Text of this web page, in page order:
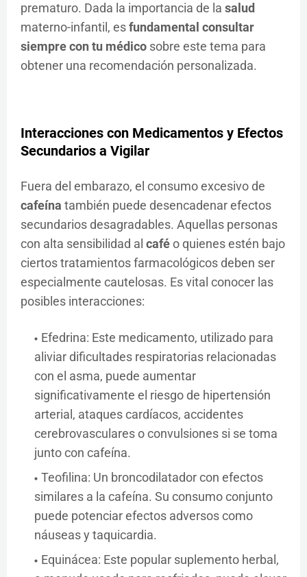
prematuro. Dada la importancia de la salud
materno-infantil, esfundamental consultar
siempre con tu médico sobre este tema para
obtener una recomendación personalizada.
Interacciones con Medicamentos y Efectos
Secundarios a Vigilar
Fuera del embarazo, el consumo excesivo de
cafeína también puede desencadenar efectos
secundarios desagradables. Aquellas personas
con alta sensibilidad al caféo quienes estén bajo
ciertos tratamientos farmacológicos deben ser
especialmente cautelosas. Es vital conocer las
posibles interacciones:
Efedrina: Este medicamento, utilizado para
aliviar dificultades respiratorias relacionadas
con el asma, puede aumentar
significativamente el riesgo de hipertensión
arterial, ataques cardíacos, accidentes
cerebrovasculares o convulsiones si se toma
junto con cafeína.
Teofilina: Un broncodilatador con efectos
similares a la cafeína. Su consumo conjunto
puede potenciar efectos adversos como
náuseas y taquicardia.
Equinácea: Este popular suplemento herbal,